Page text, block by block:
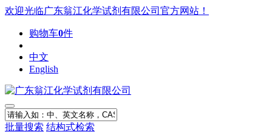
欢迎光临广东翁江化学试剂有限公司官方网站！
购物车0件
中文
English
批量搜索 结构式检索